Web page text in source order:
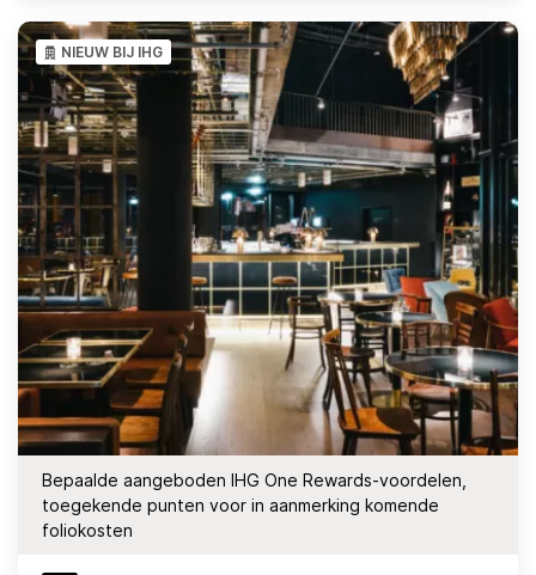
NIEUW BIJ IHG
Bepaalde aangeboden IHG One Rewards-voordelen,
toegekende punten voor in aanmerking komende
foliokosten